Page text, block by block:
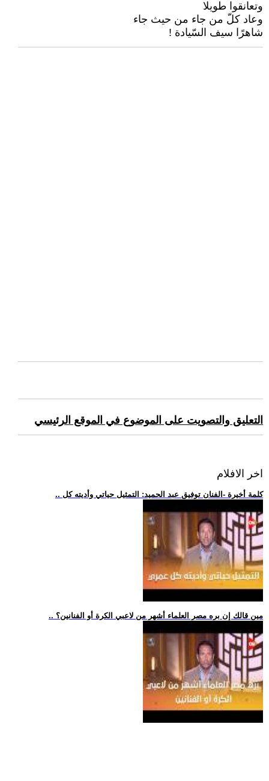
وتعانقوا طويلا
وعاد‎ ‎كلّ من جاء من حيث جاء
شاهرًا سيف السّيادة ‏‎!‎
التعليق والتصويت على الموضوع في الموقع الرئيسي
اخر الافلام
.. كلمة أخيرة -الفنان توفيق عبد الحميد: التمثيل حياتي وأديته كل
.. مين قالك إن بره مصر العلماء أشهر من لاعبي الكرة أو الفنانين؟